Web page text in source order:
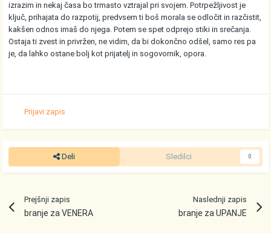
izrazim in nekaj časa bo trmasto vztrajal pri svojem. Potrpežljivost je
ključ, prihajata do razpotij, predvsem ti boš morala se odločit in razčistit,
kakšen odnos imaš do njega. Potem se spet odprejo stiki in srečanja.
Ostaja ti zvest in privržen, ne vidim, da bi dokončno odšel, samo res pa
je, da lahko ostane bolj kot prijatelj in sogovornik, opora.
Prijavi zapis
Deli Sledilci 0
Prejšnji zapis
branje za VENERA
Naslednji zapis
branje za UPANJE